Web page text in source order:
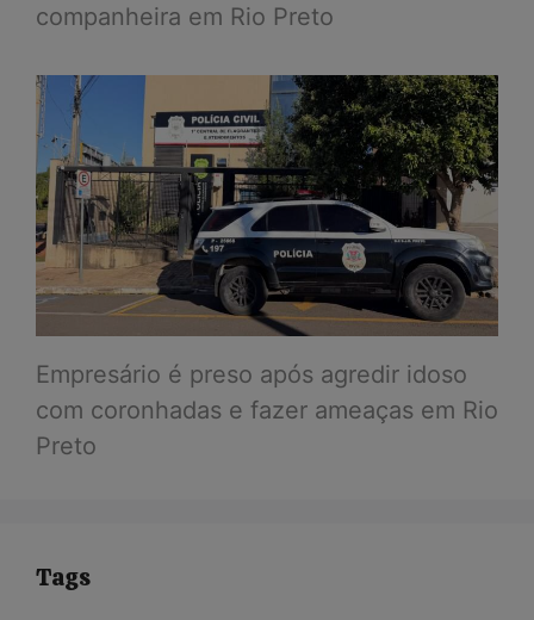
companheira em Rio Preto
Empresário é preso após agredir idoso
com coronhadas e fazer ameaças em Rio
Preto
Tags